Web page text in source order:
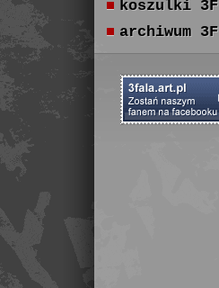
koszulki 3F
archiwum 3F